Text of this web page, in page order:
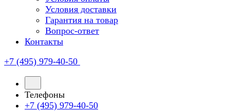
Условия доставки
Гарантия на товар
Вопрос-ответ
Контакты
+7 (495) 979-40-50
Телефоны
+7 (495) 979-40-50